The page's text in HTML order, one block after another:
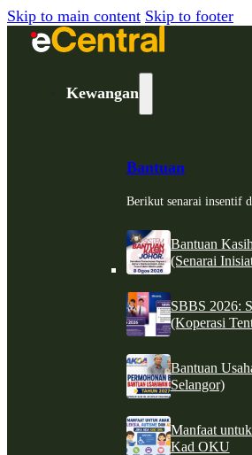
Skip to main content Skip to footer
Kewangan
Bantuan
Berikut senarai insentif
Bantuan
(Senarai
SBBS 2026:
(Koperasi
Bantuan
Selangor)
Manfaat
Kad OKU